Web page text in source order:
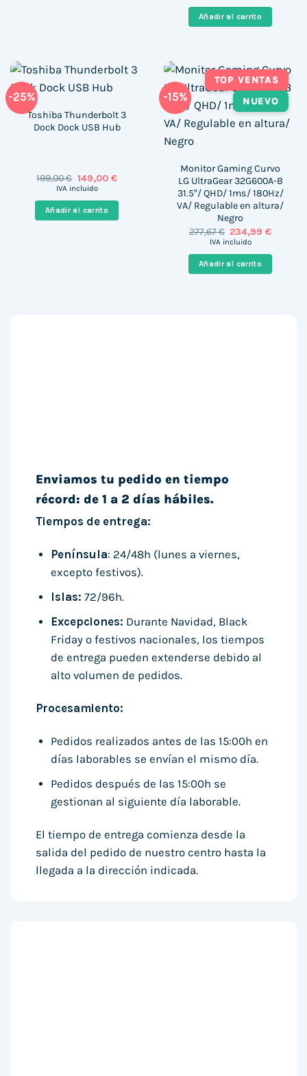
era:
814,00 €.
es:
379,00
Añadir al carrito
-25%
Toshiba Thunderbolt 3
Dock Dock USB Hub
199,00€ El
precio
era:
199,00 €.
149,00 €El
es:
149,00 €.
IVA incluido
Añadir al carrito
-15%
TOP VENTAS
NUEVO
Monitor Gaming Curvo
LG UltraGear 32G600A-B
31.5″/ QHD/ 1ms/ 180Hz/
VA/ Regulable en altura/
Negro
277,67€ El
precio
era:
277,67 €.
234,99€El
es:
234,99
IVA incluido
Añadir al carrito
Enviamos tu pedido en tiempo
récord: de 1 a 2 días hábiles.
Tiempos de entrega:
Península: 24/48h (lunes a viernes,
excepto festivos).
Islas: 72/96h.
Excepciones: Durante Navidad, Black
Friday o festivos nacionales, los tiempos
de entrega pueden extenderse debido al
alto volumen de pedidos.
Procesamiento:
Pedidos realizados antes de las 15:00h en
días laborables se envían el mismo día.
Pedidos después de las 15:00h se
gestionan al siguiente día laborable.
El tiempo de entrega comienza desde la
salida del pedido de nuestro centro hasta la
llegada a la dirección indicada.